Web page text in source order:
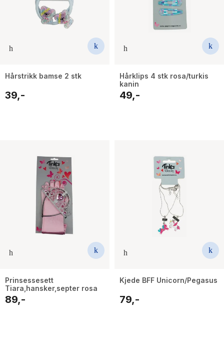
Hårstrikk bamse 2 stk
39,-
Hårklips 4 stk rosa/turkis
kanin
49,-
Prinsessesett
Tiara,hansker,septer rosa
89,-
Kjede BFF Unicorn/Pegasus
79,-